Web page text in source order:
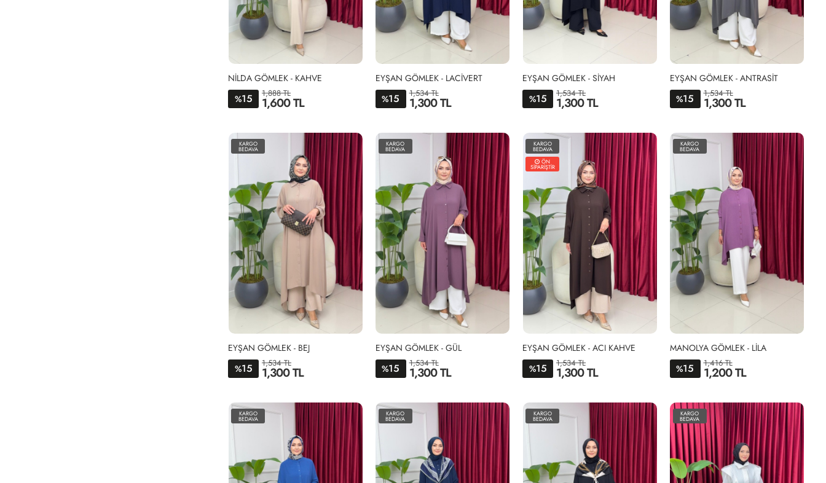
38-
50-
44-
46-
48
NİLDA GÖMLEK - KAHVE
%15 1,888 TL
1,600 TL
EYŞAN GÖMLEK - LACİVERT
%15 1,534 TL
1,300 TL
EYŞAN GÖMLEK - SİYAH
%15 1,534 TL
1,300 TL
EYŞAN GÖMLEK - ANTRASİT
%15 1,534 TL
1,300 TL
KARGO
BEDAVA
EYŞAN GÖMLEK - BEJ
%15 1,534 TL
1,300 TL
KARGO
BEDAVA
EYŞAN GÖMLEK - GÜL
%15 1,534 TL
1,300 TL
KARGO
BEDAVA
ÖN
SİPARİŞTİR
EYŞAN GÖMLEK - ACI KAHVE
%15 1,534 TL
1,300 TL
KARGO
BEDAVA
38-
44
46-
52
MANOLYA GÖMLEK - LİLA
%15 1,416 TL
1,200 TL
KARGO
BEDAVA
KARGO
BEDAVA
KARGO
BEDAVA
KARGO
BEDAVA